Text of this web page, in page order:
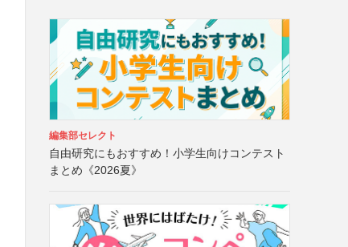
編集部セレクト
自由研究にもおすすめ！小学生向けコンテスト
まとめ《2026夏》